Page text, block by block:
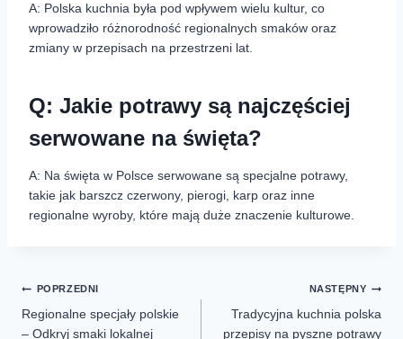
A: Polska kuchnia była pod wpływem wielu kultur, co
wprowadziło różnorodność regionalnych smaków oraz
zmiany w przepisach na przestrzeni lat.
Q: Jakie potrawy są najczęściej
serwowane na święta?
A: Na święta w Polsce serwowane są specjalne potrawy,
takie jak barszcz czerwony, pierogi, karp oraz inne
regionalne wyroby, które mają duże znaczenie kulturowe.
POPRZEDNI
Regionalne specjały polskie
– Odkryj smaki lokalnej
NASTĘPNY
Tradycyjna kuchnia polska
przepisy na pyszne potrawy